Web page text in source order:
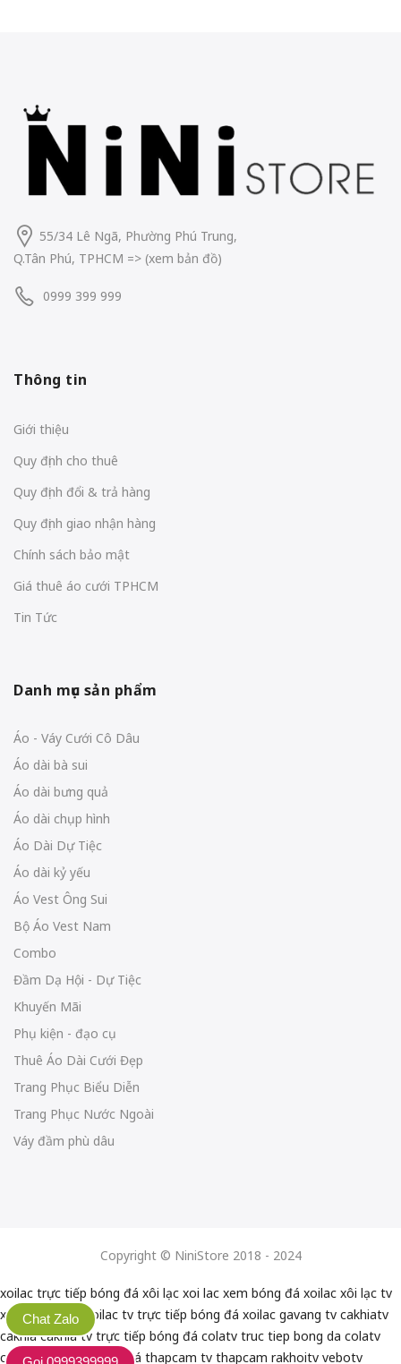
55/34 Lê Ngã, Phường Phú Trung,
Q.Tân Phú, TPHCM => (xem bản đồ)
0999 399 999
Thông tin
Giới thiệu
Quy định cho thuê
Quy định đổi & trả hàng
Quy định giao nhận hàng
Chính sách bảo mật
Giá thuê áo cưới TPHCM
Tin Tức
Danh mục sản phẩm
Áo - Váy Cưới Cô Dâu
Áo dài bà sui
Áo dài bưng quả
Áo dài chụp hình
Áo Dài Dự Tiệc
Áo dài kỷ yếu
Áo Vest Ông Sui
Bộ Áo Vest Nam
Combo
Đầm Dạ Hội - Dự Tiệc
Khuyến Mãi
Phụ kiện - đạo cụ
Thuê Áo Dài Cưới Đẹp
Trang Phục Biểu Diễn
Trang Phục Nước Ngoài
Váy đầm phù dâu
Copyright © NiniStore 2018 - 2024
Chat Zalo
xoilac trực tiếp bóng đá xôi lạc xoi lac xem bóng đá xoilac xôi lạc tv
xoilactv xoilac xoilac tv trực tiếp bóng đá xoilac gavang tv cakhiatv
cakhia cakhia tv trực tiếp bóng đá colatv truc tiep bong da colatv
colatv trực tiếp bóng đá thapcam tv thapcam rakhoitv vebotv